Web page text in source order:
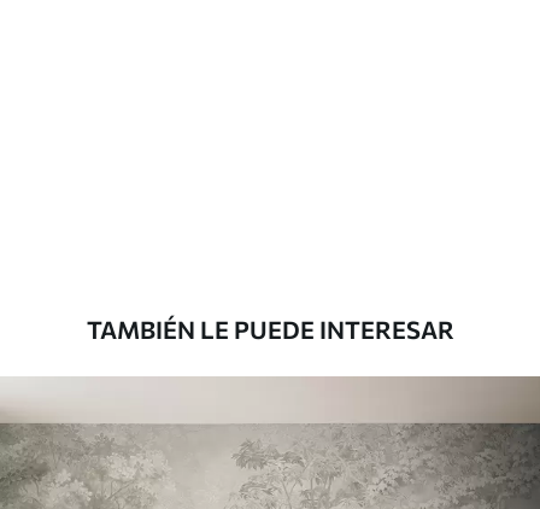
Vinilo Premium
1266.67$760.00/m²
Peel and Stick
1533.33$920.00
TAMBIÉN LE PUEDE INTERESAR